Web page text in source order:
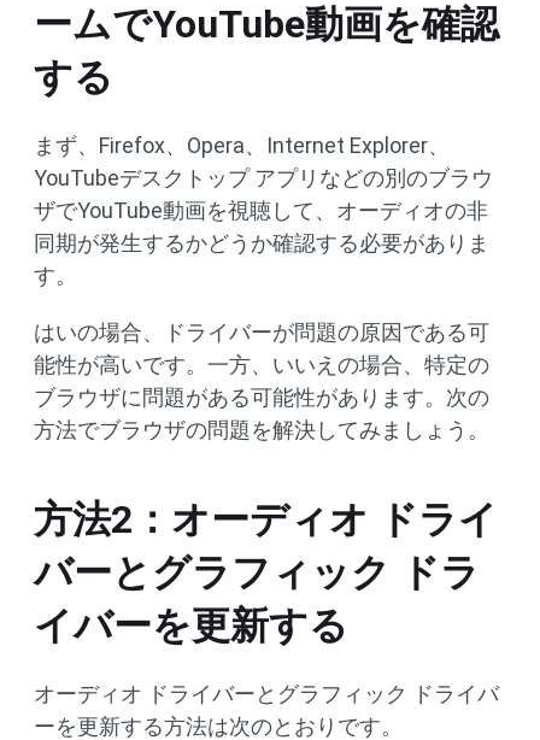
ームでYouTube動画を確認
する
まず、Firefox、Opera、Internet Explorer、
YouTubeデスクトップ アプリなどの別のブラウ
ザでYouTube動画を視聴して、オーディオの非
同期が発生するかどうか確認する必要がありま
す。
はいの場合、ドライバーが問題の原因である可
能性が高いです。一方、いいえの場合、特定の
ブラウザに問題がある可能性があります。次の
方法でブラウザの問題を解決してみましょう。
方法2：オーディオ ドライ
バーとグラフィック ドラ
イバーを更新する
オーディオ ドライバーとグラフィック ドライバ
ーを更新する方法は次のとおりです。